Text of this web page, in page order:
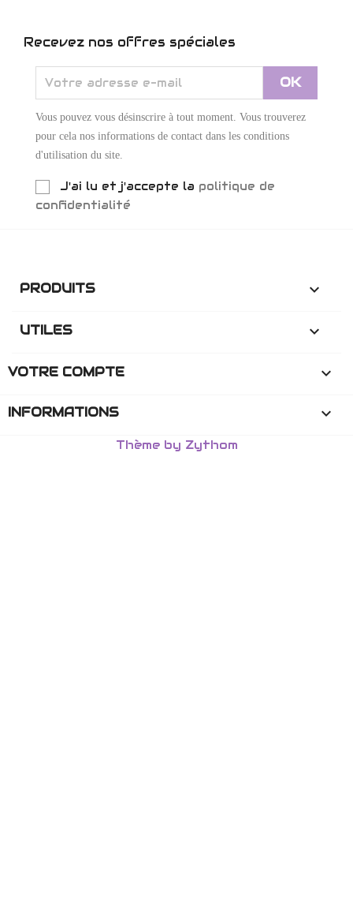
Recevez nos offres spéciales
Vous pouvez vous désinscrire à tout moment. Vous trouverez
pour cela nos informations de contact dans les conditions
d'utilisation du site.
J'ai lu et j'accepte la politique de
confidentialité
PRODUITS 
UTILES 
VOTRE COMPTE 
INFORMATIONS keyboard_arrow_down
Thème by Zythom